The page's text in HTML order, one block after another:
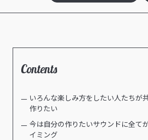
Contents
いろんな楽しみ方をしたい人たちが
作りたい
今は自分の作りたいサウンドに全て
イミング